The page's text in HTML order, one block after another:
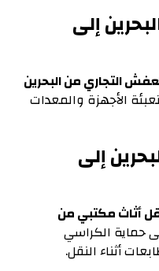
إلى
التجاري من البحرين
الأجهزة والمعدات
إلى
أثاث مكتبي من
حماية الكراسي
أثناء النقل.